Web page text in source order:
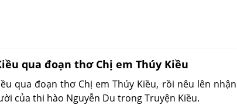
qua đoạn thơ Chị em Thúy Kiều
qua đoạn thơ Chị em Thúy Kiều, rồi nêu lên nhận
của thi hào Nguyễn Du trong Truyện Kiều.